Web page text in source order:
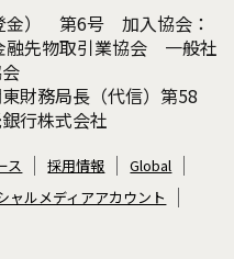
金） 第6号 加入協会：
融先物取引業協会 一般社
務局長（代信）第58
行株式会社
ス 採用情報
Global
ャルメディアアカウント